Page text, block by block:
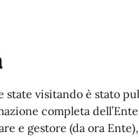
state visitando è stato
completa
e gestore (da ora